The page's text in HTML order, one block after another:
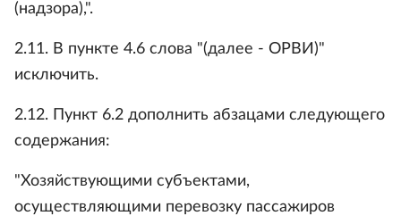
(надзора),".
2.11. В пункте 4.6 слова "(далее - ОРВИ)"
исключить.
2.12. Пункт 6.2 дополнить абзацами следующего
содержания:
"Хозяйствующими субъектами,
осуществляющими перевозку пассажиров